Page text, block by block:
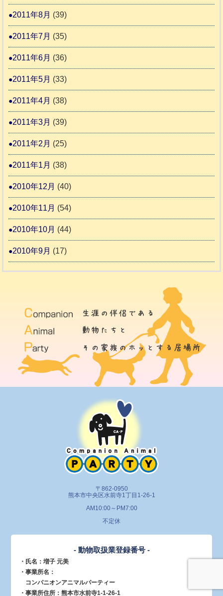
2011年8月 (39)
2011年7月 (35)
2011年6月 (36)
2011年5月 (33)
2011年4月 (38)
2011年3月 (39)
2011年2月 (25)
2011年1月 (38)
2010年12月 (40)
2010年11月 (54)
2010年10月 (44)
2010年9月 (17)
〒862-0950
熊本市中央区水前寺1丁目1-26-1
AM10:00～PM7:00
不定休
- 動物取扱業登録番号 -
・氏名：増子 元美
・事業所名：
コンパニオンアニマルパーティー
・事業所住所：熊本市水前寺1-1-26-1